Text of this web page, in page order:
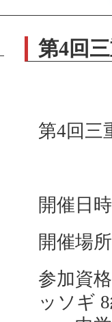
第4回
第4回三
開催日
開催場
参加資
ッソギ